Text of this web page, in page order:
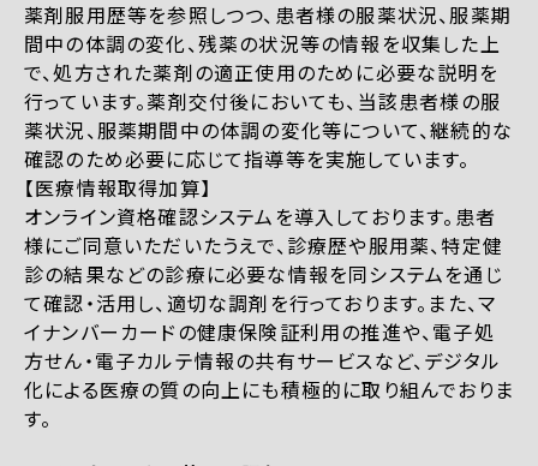
薬剤服用歴等を参照しつつ、患者様の服薬状況、服薬期
間中の体調の変化、残薬の状況等の情報を収集した上
で、処方された薬剤の適正使用のために必要な説明を
行っています。薬剤交付後においても、当該患者様の服
薬状況、服薬期間中の体調の変化等について、継続的な
確認のため必要に応じて指導等を実施しています。
【医療情報取得加算】
オンライン資格確認システムを導入しております。患者
様にご同意いただいたうえで、診療歴や服用薬、特定健
診の結果などの診療に必要な情報を同システムを通じ
て確認・活用し、適切な調剤を行っております。また、マ
イナンバーカードの健康保険証利用の推進や、電子処
方せん・電子カルテ情報の共有サービスなど、デジタル
化による医療の質の向上にも積極的に取り組んでおりま
す。